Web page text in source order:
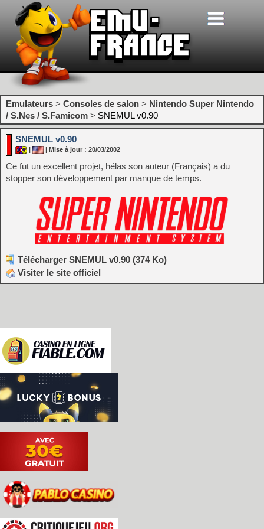
Emulateurs > Consoles de salon > Nintendo Super Nintendo
/ S.Nes / S.Famicom > SNEMUL v0.90
SNEMUL v0.90
| | Mise à jour : 20/03/2002
Ce fut un excellent projet, hélas son auteur (Français) a du
stopper son développement par manque de temps.
Télécharger SNEMUL v0.90 (374 Ko)
Visiter le site officiel